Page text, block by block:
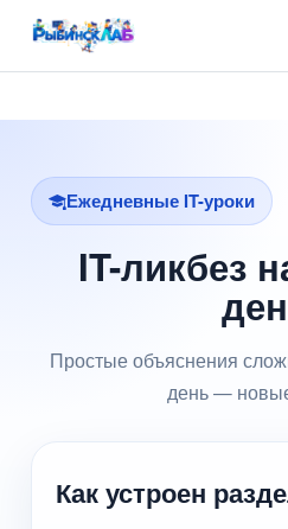
Ежедневные IT-уроки
IT-ликбез
Простые объяснения
день —
Как устроен